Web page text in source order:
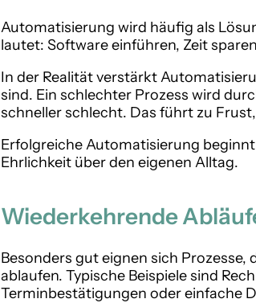
Automatisierung wird häufig als
lautet: Software einführen, Zeit
In der Realität verstärkt
sind. Ein schlechter Prozess wird
schneller schlecht. Das führt zu
Erfolgreiche Automatisierung
Ehrlichkeit über den eigenen Alltag.
Wiederkehrende
Besonders gut eignen sich
ablaufen. Typische Beispiele sind
Terminbestätigungen oder einfache